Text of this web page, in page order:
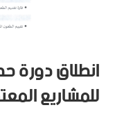
انطلاق دورة
للمشاريع